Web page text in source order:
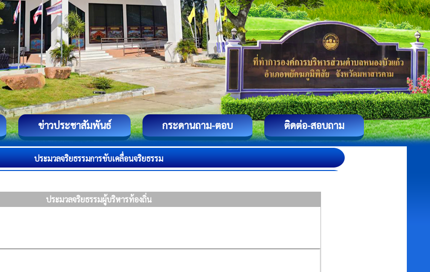
ข่าวประชาสัมพันธ์ กระดานถาม-ตอบ ติดต่อ-สอบถาม
ประมวลจริยธรรมการขับเคลื่อนจริยธรรม
ประมวลจริยธรรมผู้บริหารท้องถิ่น